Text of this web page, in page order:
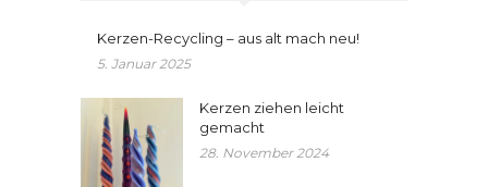
Kerzen-Recycling – aus alt mach neu!
5. Januar 2025
Kerzen ziehen leicht
gemacht
28. November 2024